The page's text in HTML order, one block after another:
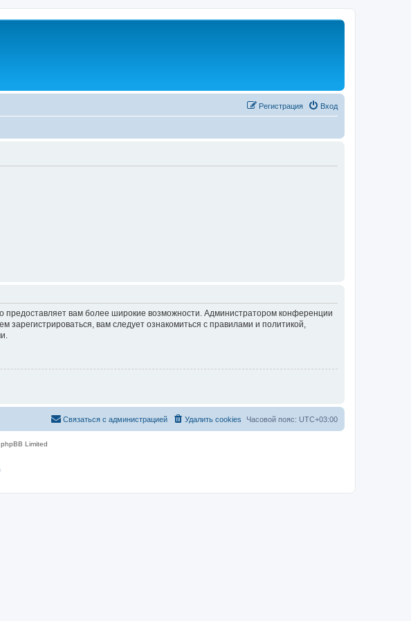
Вход
Регистрация
предоставляет вам более широкие возможности. Администратором конференции
вам следует ознакомиться с правилами и политикой,
Часовой пояс: UTC+03:00
Удалить cookies
Связаться с администрацией
Limited